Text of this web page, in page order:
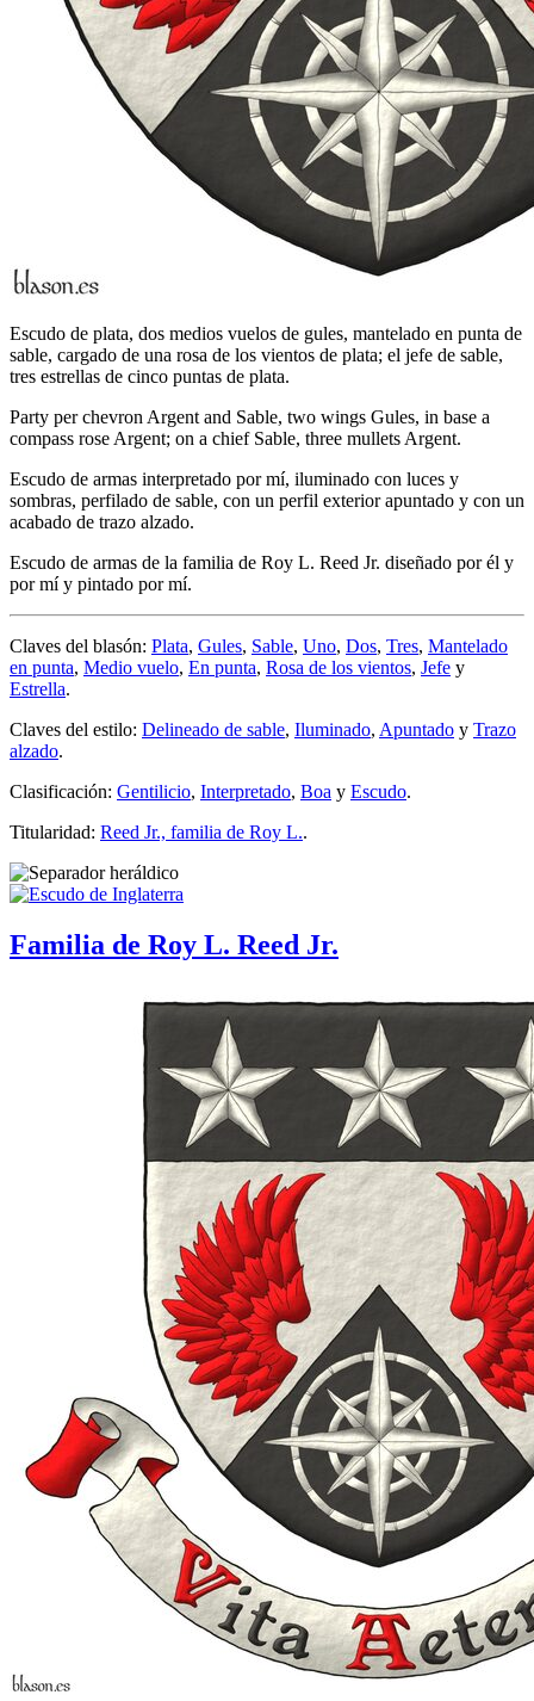
Escudo de plata, dos medios vuelos de gules, mantelado en punta de
sable, cargado de una rosa de los vientos de plata; el jefe de sable,
tres estrellas de cinco puntas de plata.
Party per chevron Argent and Sable, two wings Gules, in base a
compass rose Argent; on a chief Sable, three mullets Argent.
Escudo de armas interpretado por mí, iluminado con luces y
sombras, perfilado de sable, con un perfil exterior apuntado y con un
acabado de trazo alzado.
Escudo de armas de la familia de Roy L. Reed Jr. diseñado por él y
por mí y pintado por mí.
Claves del blasón: Plata, Gules, Sable, Uno, Dos, Tres, Mantelado
en punta, Medio vuelo, En punta, Rosa de los vientos, Jefe y
Estrella.
Claves del estilo: Delineado de sable, Iluminado, Apuntado y Trazo
alzado.
Clasificación: Gentilicio, Interpretado, Boa y Escudo.
Titularidad: Reed Jr., familia de Roy L..
Familia de Roy L. Reed Jr.